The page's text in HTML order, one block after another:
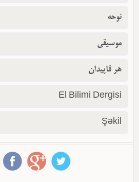
نوحه
موسیقی
هر قاپیدان
El Bilimi Dergisi
Şəkil